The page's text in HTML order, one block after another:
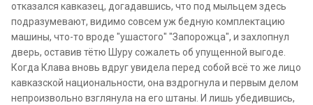
отказался кавказец, догадавшись, что под мыльцем здесь
подразумевают, видимо совсем уж бедную комплектацию
машины, что-то вроде "ушастого" "Запорожца", и захлопнул
дверь, оставив тётю Шуру сожалеть об упущенной выгоде.
Когда Клава вновь вдруг увидела перед собой всё то же лицо
кавказской национальности, она вздрогнула и первым делом
непроизвольно взглянула на его штаны. И лишь убедившись,